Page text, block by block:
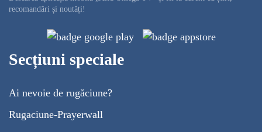
recomandări și noutăți!
Secțiuni speciale
Ai nevoie de rugăciune?
Rugaciune-Prayerwall